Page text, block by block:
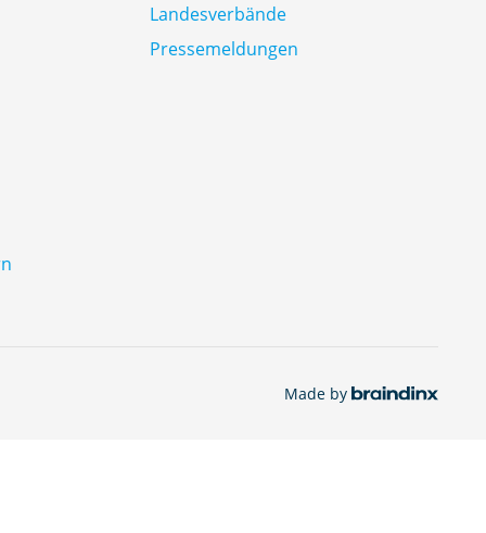
Landesverbände
Pressemeldungen
Made by